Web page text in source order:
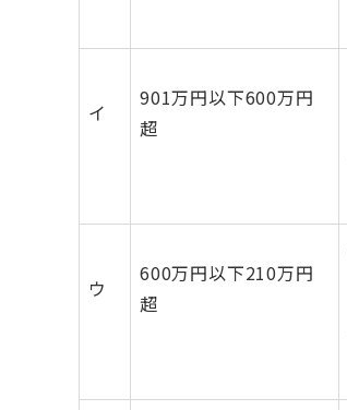
イ
901万円以下600万円
超
ウ
600万円以下210万円
超